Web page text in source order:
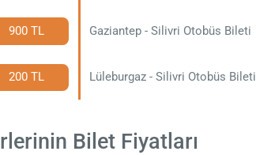
900 TL Gaziantep - Silivri Otobüs Bileti
200 TL Lüleburgaz - Silivri Otobüs Bileti
Bilet Fiyatları